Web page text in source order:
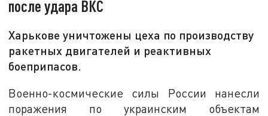
после удара ВКС
Харькове уничтожены цеха по производству
ракетных двигателей и реактивных
боеприпасов.
Военно-космические силы России нанесли
поражения по украинским объектам